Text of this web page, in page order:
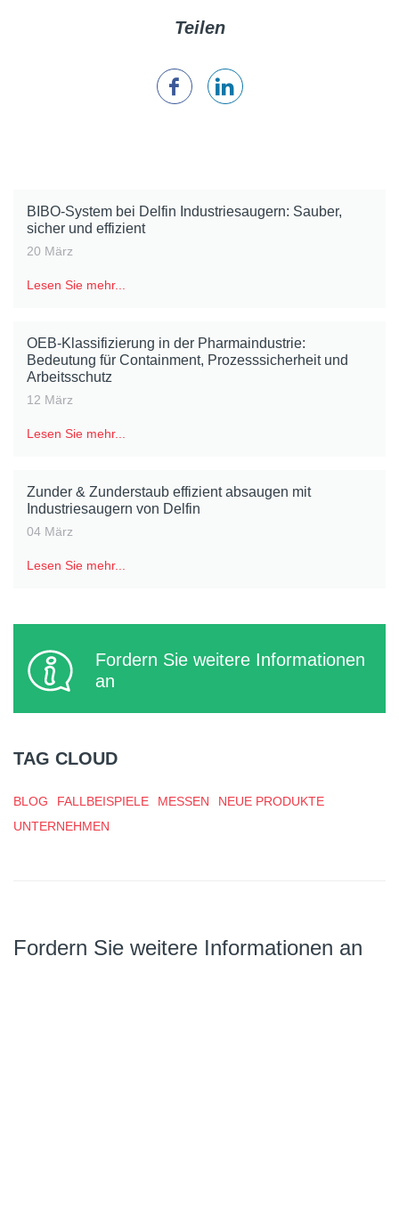
Teilen
BIBO-System bei Delfin Industriesaugern: Sauber,
sicher und effizient
20 März
Lesen Sie mehr...
OEB-Klassifizierung in der Pharmaindustrie:
Bedeutung für Containment, Prozesssicherheit und
Arbeitsschutz
12 März
Lesen Sie mehr...
Zunder & Zunderstaub effizient absaugen mit
Industriesaugern von Delfin
04 März
Lesen Sie mehr...
Fordern Sie weitere Informationen
an
TAG CLOUD
BLOG FALLBEISPIELE MESSEN
NEUE PRODUKTE
UNTERNEHMEN
Fordern Sie weitere Informationen an